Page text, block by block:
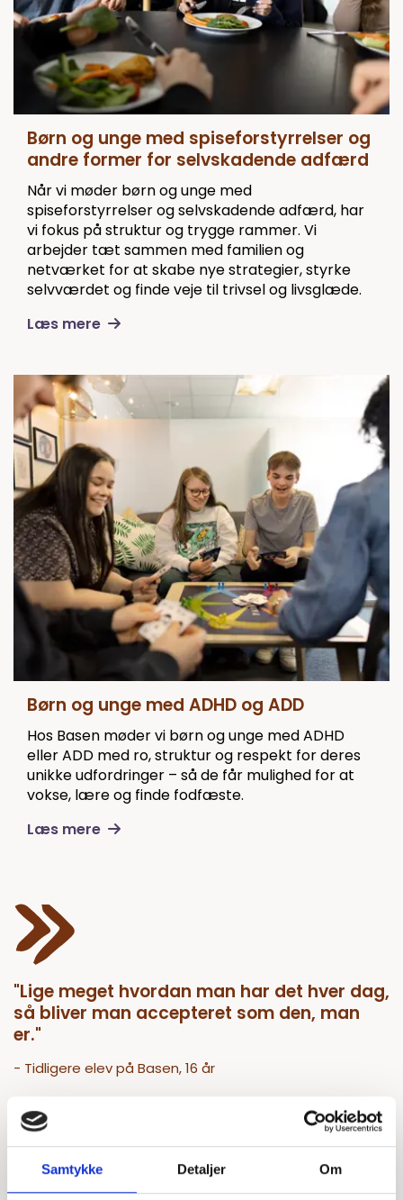
Samtykke Detaljer Om
Børn og unge med spiseforstyrrelser og
andre former for selvskadende adfærd
Når vi møder børn og unge med
spiseforstyrrelser og selvskadende adfærd, har
vi fokus på struktur og trygge rammer. Vi
arbejder tæt sammen med familien og
netværket for at skabe nye strategier, styrke
selvværdet og finde veje til trivsel og livsglæde.
Læs mere
Børn og unge med ADHD og ADD
Hos Basen møder vi børn og unge med ADHD
eller ADD med ro, struktur og respekt for deres
unikke udfordringer – så de får mulighed for at
vokse, lære og finde fodfæste.
Læs mere
"Lige meget hvordan man har det hver dag,
så bliver man accepteret som den, man
er."
- Tidligere elev på Basen, 16 år
Nogle af vores elever har brug for støtte i forhold til
spiseforstyrrelser og selvskade. En stor del af vores
elever har erfaringer med ufrivilligt skolefravær og
isolationsproblematikker som et resultat af ikke at